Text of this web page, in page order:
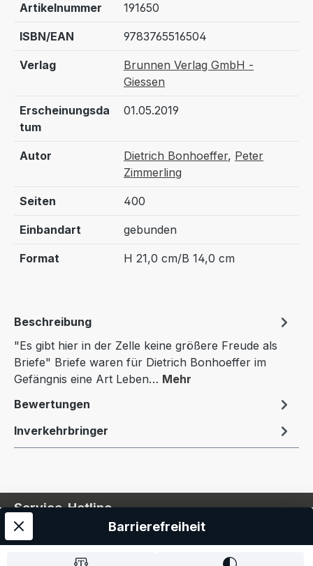
Artikelnummer 191650
ISBN/EAN 9783765516504
Verlag
Brunnen Verlag GmbH -
Giessen
Erscheinungsda
tum
01.05.2019
Autor Dietrich Bonhoeffer, Peter
Zimmerling
Seiten 400
Einbandart gebunden
Format H 21,0 cm/B 14,0 cm
Beschreibung
"Es gibt hier in der Zelle keine größere Freude als
Briefe" Briefe waren für Dietrich Bonhoeffer im
Gefängnis eine Art Leben… Mehr
Bewertungen
Inverkehrbringer
Service-Hotline
Service
Barrierefreiheit